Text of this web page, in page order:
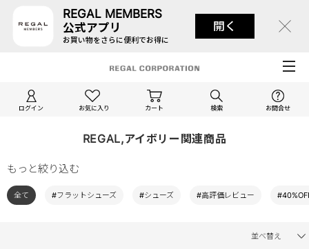
REGAL MEMBERS
公式アプリ
お買い物をさらに便利でお得に
開く
ログイン お気に入り カート 検索 お問合せ
REGAL,アイボリー関連商品
もっと絞り込む
全て #フラットシューズ #シューズ #高評価レビュー
並べ替え